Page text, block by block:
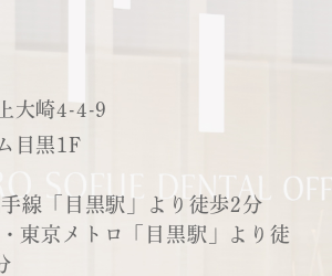
大崎4-4-9
目黒1F
手線「目黒駅」より徒歩2分
東京メトロ「目黒駅」より徒